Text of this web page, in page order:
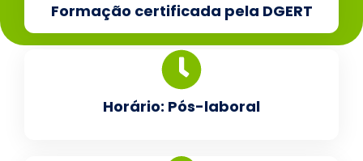
Formação certificada pela DGERT
Horário: Pós-laboral